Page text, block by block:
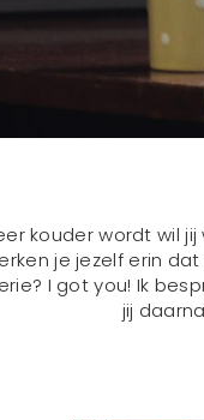
kouder wordt wil jij
je jezelf erin
I got you! Ik
jij